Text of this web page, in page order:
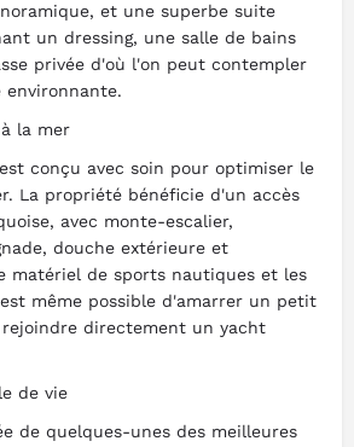
et une superbe suite
un dressing, une salle de bains
privée d'où l'on peut contempler
la mer
conçu avec soin pour optimiser le
La propriété bénéficie d'un accès
avec monte-escalier,
douche extérieure et
matériel de sports nautiques et les
même possible d'amarrer un petit
directement un yacht
de vie
de quelques-unes des meilleures